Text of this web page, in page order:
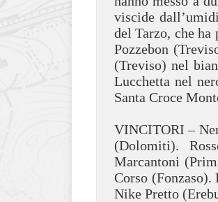
viscide
del Tarzo, che ha
Pozzebon
(Treviso) nel
Lucchetta nel
Santa Croce
VINCITORI –
(Dolomiti).
Marcantoni
Corso
Nike Pretto